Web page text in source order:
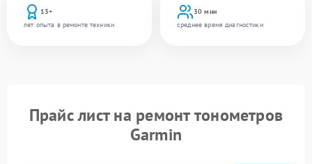
13+
лет опыта в ремонте техники
30 мин
среднее время диагностики
Прайс лист на ремонт тонометров
Garmin